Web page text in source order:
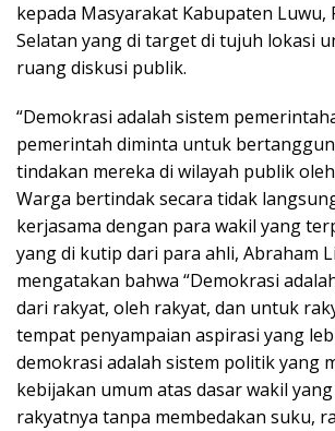
kepada Masyarakat Kabupaten Luwu,
Selatan yang di target di tujuh lokasi
ruang diskusi publik.
“Demokrasi adalah sistem
pemerintah diminta untuk
tindakan mereka di wilayah publik
Warga bertindak secara tidak
kerjasama dengan para wakil yang
yang di kutip dari para ahli, Abraham
mengatakan bahwa “Demokrasi
dari rakyat, oleh rakyat, dan untuk
tempat penyampaian aspirasi yang
demokrasi adalah sistem politik yang
kebijakan umum atas dasar wakil
rakyatnya tanpa membedakan suku,